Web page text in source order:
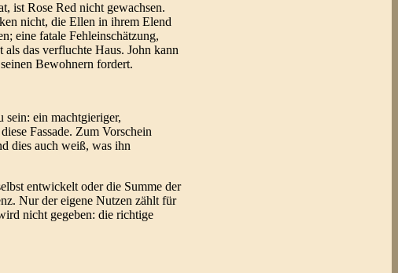
ist Rose Red nicht gewachsen.
nicht, die Ellen in ihrem Elend
eine fatale Fehleinschätzung,
das verfluchte Haus. John kann
Bewohnern fordert.
sein: ein machtgieriger,
Fassade. Zum Vorschein
dies auch weiß, was ihn
entwickelt oder die Summe der
Nur der eigene Nutzen zählt für
nicht gegeben: die richtige